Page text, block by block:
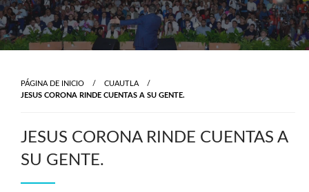
PÁGINA DE INICIO
CUAUTLA
JESUS CORONA RINDE CUENTAS A SU GENTE.
JESUS CORONA RINDE CUENTAS A
SU GENTE.